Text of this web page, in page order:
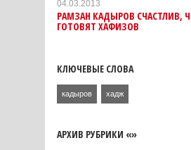
04.03.2013
РАМЗАН КАДЫРОВ СЧАСТЛИВ,
ГОТОВЯТ ХАФИЗОВ
КЛЮЧЕВЫЕ СЛОВА
кадыров хадж
АРХИВ РУБРИКИ «»